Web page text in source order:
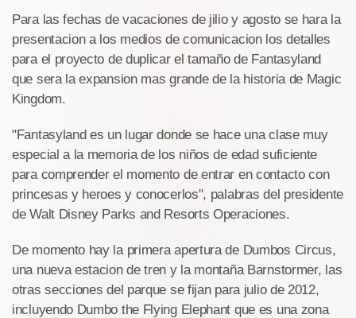
Para las fechas de vacaciones de jilio y agosto se hara la
presentacion a los medios de comunicacion los detalles
para el proyecto de duplicar el tamaño de Fantasyland
que sera la expansion mas grande de la historia de Magic
Kingdom.
"Fantasyland es un lugar donde se hace una clase muy
especial a la memoria de los niños de edad suficiente
para comprender el momento de entrar en contacto con
princesas y heroes y conocerlos", palabras del presidente
de Walt Disney Parks and Resorts Operaciones.
De momento hay la primera apertura de Dumbos Circus,
una nueva estacion de tren y la montaña Barnstormer, las
otras secciones del parque se fijan para julio de 2012,
incluyendo Dumbo the Flying Elephant que es una zona